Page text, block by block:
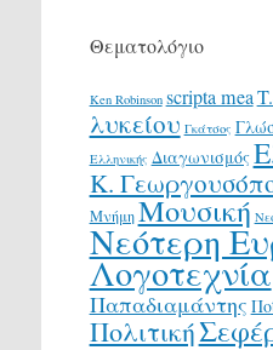
Θεματολόγιο
Ken Robinson scripta mea
λυκείου Γκάτσος
Ελληνικής Διαγωνισμός
Κ.
ΜνήμηΜουσική
Νεότερη
Λογοτεχνία
Παπαδιαμάντης
Πολιτική